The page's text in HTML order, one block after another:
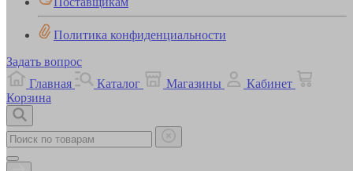
Политика конфиденциальности
Задать вопрос
Главная
Каталог Магазины
Кабинет
Корзина